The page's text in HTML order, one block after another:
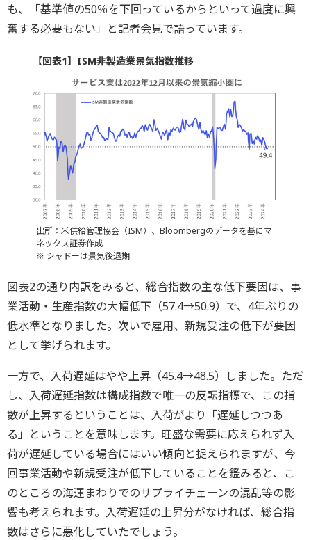
も、「基準値の50％を下回っているからといって過度に興
奮する必要もない」と記者会見で語っています。
【図表1】ISM非製造業景気指数推移
出所：米供給管理協会（ISM）、Bloombergのデータを基にマ
ネックス証券作成
※ シャドーは景気後退期
図表2の通り内訳をみると、総合指数の主な低下要因は、事
業活動・生産指数の大幅低下（57.4→50.9）で、4年ぶりの
低水準となりました。次いで雇用、新規受注の低下が要因
として挙げられます。
一方で、入荷遅延はやや上昇（45.4→48.5）しました。ただ
し、入荷遅延指数は構成指数で唯一の反転指標で、この指
数が上昇するということは、入荷がより「遅延しつつあ
る」ということを意味します。旺盛な需要に応えられず入
荷が遅延している場合にはいい傾向と捉えられますが、今
回事業活動や新規受注が低下していることを鑑みると、こ
のところの海運まわりでのサプライチェーンの混乱等の影
響も考えられます。入荷遅延の上昇分がなければ、総合指
数はさらに悪化していたでしょう。